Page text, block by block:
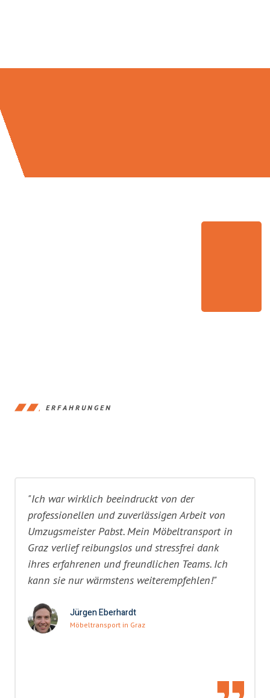
ERFAHRUNGEN
"Ich war wirklich beeindruckt von der
professionellen und zuverlässigen Arbeit von
Umzugsmeister Pabst. Mein Möbeltransport in
Graz verlief reibungslos und stressfrei dank
ihres erfahrenen und freundlichen Teams. Ich
kann sie nur wärmstens weiterempfehlen!"
Jürgen Eberhardt
Möbeltransport in Graz